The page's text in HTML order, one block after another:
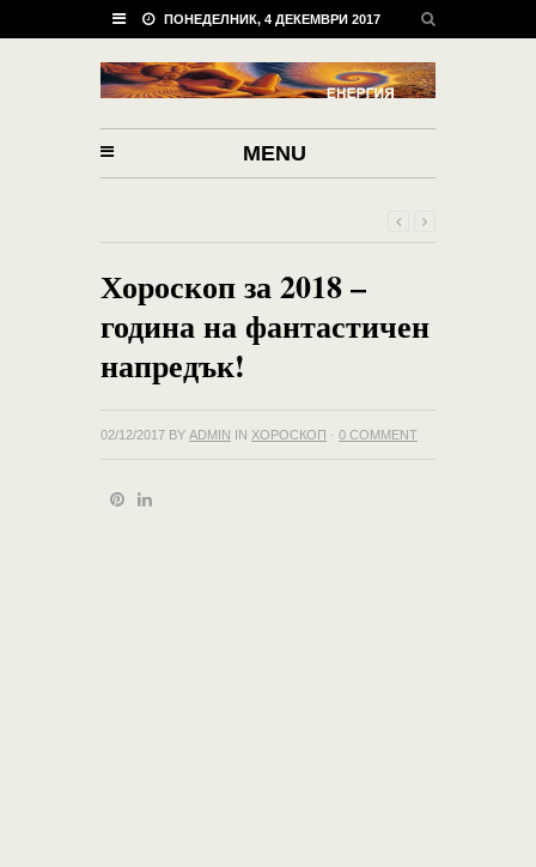
ПОНЕДЕЛНИК, 4 ДЕКЕМВРИ 2017
MENU
Хороскоп за 2018 –
година на фантастичен
напредък!
02/12/2017 BY ADMIN IN ХОРОСКОП · 0 COMMENT